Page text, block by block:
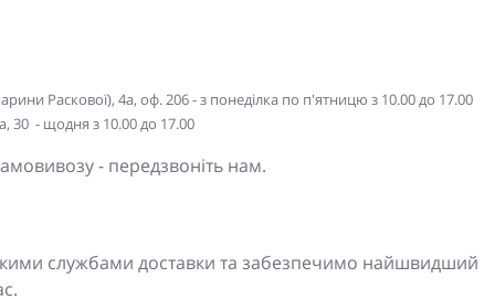
Раскової), 4а, оф. 206 - з понеділка по п'ятницю з 10.00 до 17.00
30 - щодня з 10.00 до 17.00
- передзвоніть нам.
службами доставки та забезпечимо найшвидший